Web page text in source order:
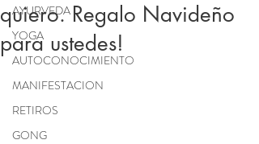
AYURVEDA
YOGA
AUTOCONOCIMIENTO
MANIFESTACION
RETIROS
GONG
quiero. Regalo Navideño
para ustedes!